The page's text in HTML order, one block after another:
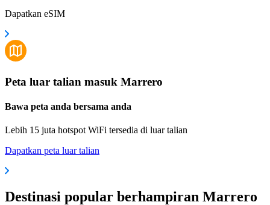
Dapatkan eSIM
Peta luar talian masuk Marrero
Bawa peta anda bersama anda
Lebih 15 juta hotspot WiFi tersedia di luar talian
Dapatkan peta luar talian
Destinasi popular berhampiran Marrero